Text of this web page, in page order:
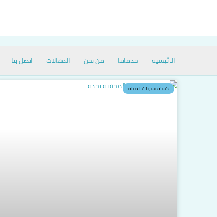
الرئيسية خدماتنا من نحن المقالات اتصل بنا
كشف تسربات المياه